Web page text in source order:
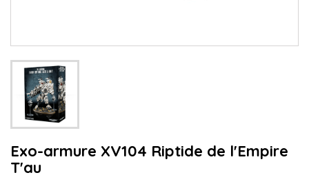
Exo-armure XV104 Riptide de l'Empire
T'au